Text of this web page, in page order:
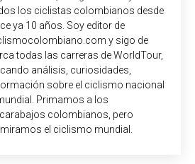
los ciclistas colombianos desde
ya 10 años. Soy editor de
y sigo de
todas las carreras de WorldTour,
análisis, curiosidades,
sobre el ciclismo nacional
Primamos a los
colombianos, pero
el ciclismo mundial.